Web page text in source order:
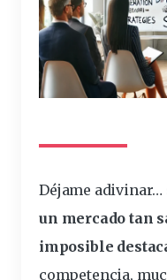
Déjame adivinar…
un mercado tan
imposible
competencia,